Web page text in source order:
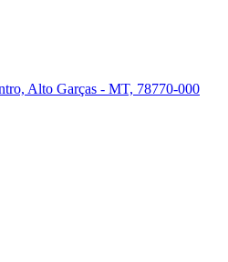
Alto Garças - MT, 78770-000